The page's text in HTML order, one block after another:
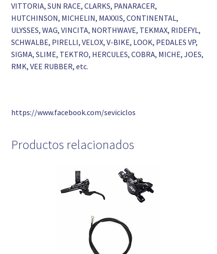
VITTORIA, SUN RACE, CLARKS, PANARACER,
HUTCHINSON, MICHELIN, MAXXIS, CONTINENTAL,
ULYSSES, WAG, VINCITA, NORTHWAVE, TEKMAX, RIDEFYL,
SCHWALBE, PIRELLI, VELOX, V-BIKE, LOOK, PEDALES VP,
SIGMA, SLIME, TEKTRO, HERCULES, COBRA, MICHE, JOES,
RMK, VEE RUBBER, etc.
https://www.facebook.com/seviciclos
Productos relacionados